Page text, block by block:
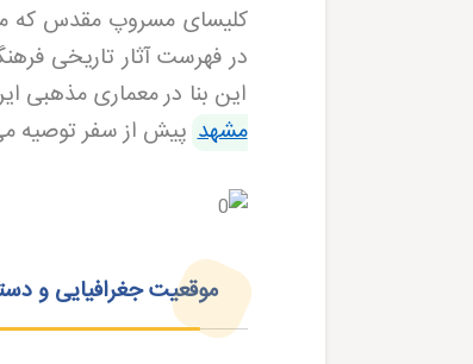
کلیسای مسروپ مقدس که
در فهرست آثار تاریخی
این بنا در معماری مذهبی
مشهد پیش از سفر توصیه
موقعیت جغرافیایی و